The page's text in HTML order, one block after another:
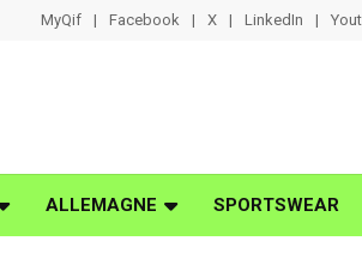
MyQif Facebook X LinkedIn
ALLEMAGNE SPORTSWEAR